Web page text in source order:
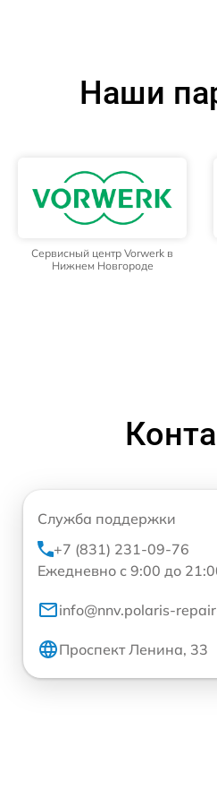
Наши
Сервисный центр Vorwerk в
Нижнем Новгороде
Служба поддержки
+7 (831) 231-09-76
Ежедневно с 9:00 до
info@nnv.polaris-
Проспект Ленина, 33